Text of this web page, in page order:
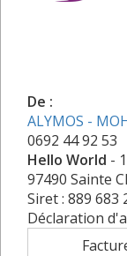
De :
ALYMOS -
0692 44 92 53
Hello World -
97490 Sainte
Siret : 889 683
Déclaration